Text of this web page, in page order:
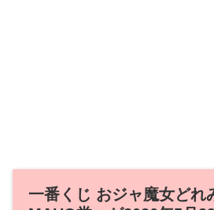
一番くじ おジャ魔女どれ